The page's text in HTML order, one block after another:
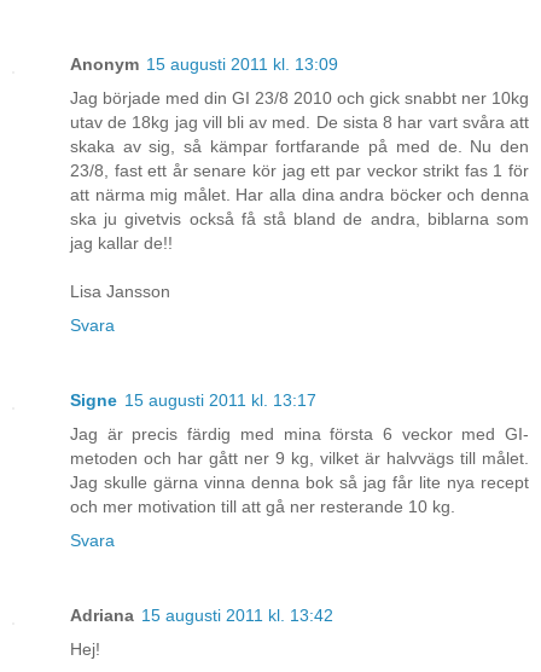
Anonym 15 augusti 2011 kl. 13:09
Jag började med din GI 23/8 2010 och gick snabbt ner 10kg
utav de 18kg jag vill bli av med. De sista 8 har vart svåra att
skaka av sig, så kämpar fortfarande på med de. Nu den
23/8, fast ett år senare kör jag ett par veckor strikt fas 1 för
att närma mig målet. Har alla dina andra böcker och denna
ska ju givetvis också få stå bland de andra, biblarna som
jag kallar de!!
Lisa Jansson
Svara
Signe 15 augusti 2011 kl. 13:17
Jag är precis färdig med mina första 6 veckor med GI-
metoden och har gått ner 9 kg, vilket är halvvägs till målet.
Jag skulle gärna vinna denna bok så jag får lite nya recept
och mer motivation till att gå ner resterande 10 kg.
Svara
Adriana 15 augusti 2011 kl. 13:42
Hej!